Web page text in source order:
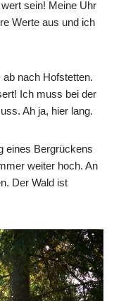
sein! Meine Uhr
Werte aus und ich
nach Hofstetten.
Ich muss bei der
Ah ja, hier lang.
eines Bergrückens
weiter hoch. An
Der Wald ist